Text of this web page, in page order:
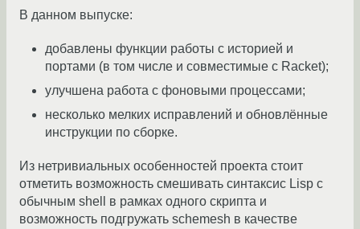
В данном выпуске:
добавлены функции работы с историей и
портами (в том числе и совместимые с Racket);
улучшена работа с фоновыми процессами;
несколько мелких исправлений и обновлённые
инструкции по сборке.
Из нетривиальных особенностей проекта стоит
отметить возможность смешивать синтаксис Lisp с
обычным shell в рамках одного скрипта и
возможность подгружать schemesh в качестве